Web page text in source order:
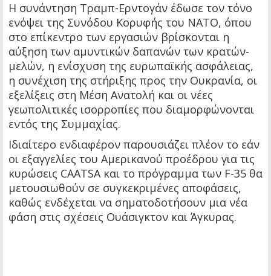
Η συνάντηση Τραμπ-Ερντογάν έδωσε τον τόνο
ενόψει της Συνόδου Κορυφής του ΝΑΤΟ, όπου
στο επίκεντρο των εργασιών βρίσκονται η
αύξηση των αμυντικών δαπανών των κρατών-
μελών, η ενίσχυση της ευρωπαϊκής ασφάλειας,
η συνέχιση της στήριξης προς την Ουκρανία, οι
εξελίξεις στη Μέση Ανατολή και οι νέες
γεωπολιτικές ισορροπίες που διαμορφώνονται
εντός της Συμμαχίας.
Ιδιαίτερο ενδιαφέρον παρουσιάζει πλέον το εάν
οι εξαγγελίες του Αμερικανού προέδρου για τις
κυρώσεις CAATSA και το πρόγραμμα των F-35 θα
μετουσιωθούν σε συγκεκριμένες αποφάσεις,
καθώς ενδέχεται να σηματοδοτήσουν μια νέα
φάση στις σχέσεις Ουάσιγκτον και Άγκυρας.